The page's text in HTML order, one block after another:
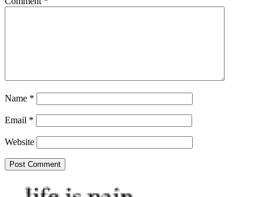
Name *
Email *
Website